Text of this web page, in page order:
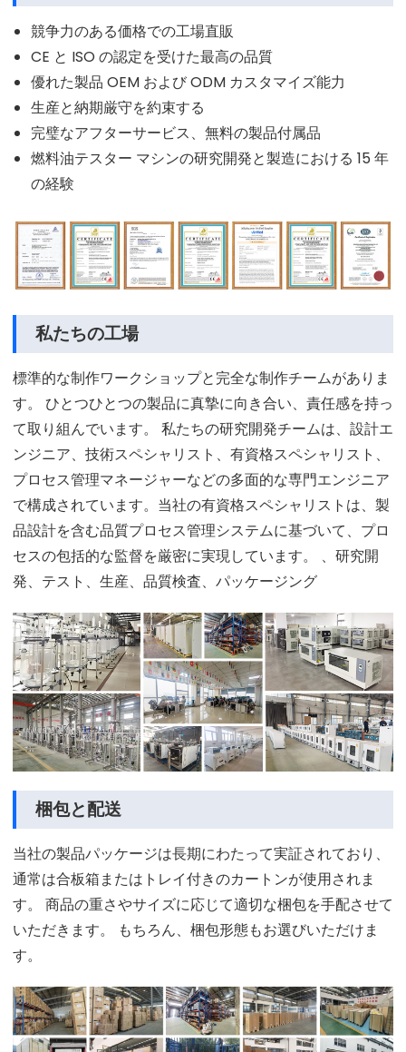
競争力のある価格での工場直販
CE と ISO の認定を受けた最高の品質
優れた製品 OEM および ODM カスタマイズ能力
生産と納期厳守を約束する
完璧なアフターサービス、無料の製品付属品
燃料油テスター マシンの研究開発と製造における 15 年
の経験
私たちの工場
標準的な制作ワークショップと完全な制作チームがありま
す。 ひとつひとつの製品に真摯に向き合い、責任感を持っ
て取り組んでいます。 私たちの研究開発チームは、設計エ
ンジニア、技術スペシャリスト、有資格スペシャリスト、
プロセス管理マネージャーなどの多面的な専門エンジニア
で構成されています。当社の有資格スペシャリストは、製
品設計を含む品質プロセス管理システムに基づいて、プロ
セスの包括的な監督を厳密に実現しています。 、研究開
発、テスト、生産、品質検査、パッケージング
梱包と配送
当社の製品パッケージは長期にわたって実証されており、
通常は合板箱またはトレイ付きのカートンが使用されま
す。 商品の重さやサイズに応じて適切な梱包を手配させて
いただきます。 もちろん、梱包形態もお選びいただけま
す。